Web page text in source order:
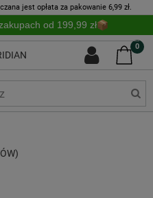
jest opłata za pakowanie 6,99 zł.
od 199,99 zł
0